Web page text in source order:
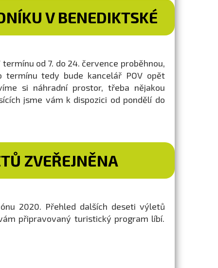
V BENEDIKTSKÉ
od 7. do 24. července proběhnou,
tedy bude kancelář POV opět
si náhradní prostor, třeba nějakou
jsme vám k dispozici od pondělí do
ZVEŘEJNĚNA
2020. Přehled dalších deseti výletů
připravovaný turistický program líbí.